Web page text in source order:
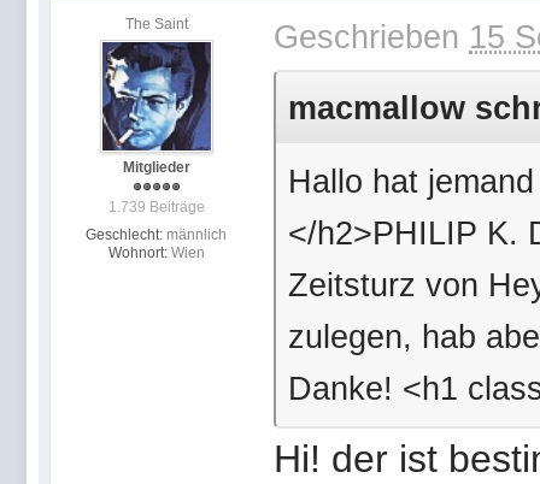
The Saint
Mitglieder
1.739 Beiträge
Geschlecht: männlich
Wohnort: Wien
Geschrieben 15
macmallow
Hallo hat
</h2>PHILIP K.
Zeitsturz von
zulegen, hab
Danke! <h1
Hi! der ist